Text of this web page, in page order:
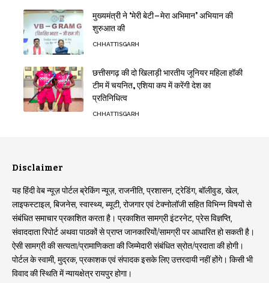
मुख्यमंत्री ने ‘मेरी बेटी–मेरा अभिमान’ अभियान की
शुरुआत की
CHHATTISGARH
छत्तीसगढ़ की दो खिलाड़ी भारतीय जूनियर महिला हॉकी
टीम में चयनित, एशिया कप में करेंगी देश का
प्रतिनिधित्व
CHHATTISGARH
Disclaimer
यह हिंदी वेब न्यूज़ पोर्टल ब्रेकिंग न्यूज़, राजनीति, प्रशासन, ट्रेडिंग, बॉलीवुड, खेल,
लाइफस्टाइल, बिजनेस, स्वास्थ्य, ब्यूटी, रोजगार एवं टेक्नोलॉजी सहित विभिन्न विषयों से
संबंधित समाचार प्रकाशित करता है। प्रकाशित सामग्री इंटरनेट, प्रेस विज्ञप्ति,
संवाददाता रिपोर्ट अथवा पाठकों से प्राप्त जानकारियों/सामग्री पर आधारित हो सकती है।
ऐसी सामग्री की सत्यता/प्रामाणिकता की जिम्मेदारी संबंधित स्रोत/प्रदाता की होगी।
पोर्टल के स्वामी, मुद्रक, प्रकाशक एवं संपादक इसके लिए उत्तरदायी नहीं होंगे। किसी भी
विवाद की स्थिति में न्यायक्षेत्र रायपुर होगा।